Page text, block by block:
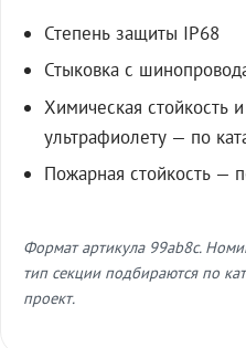
Степень защиты IP68
Стыковка с
Химическая стойкость
ультрафиолету — по
Пожарная стойкость —
Формат артикула 99ab8c.
тип секции подбираются по
проект.